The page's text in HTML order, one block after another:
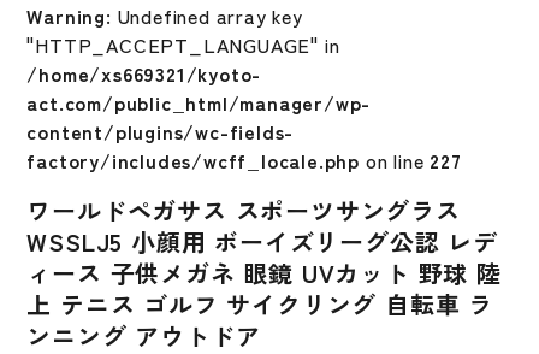
Warning: Undefined array key
"HTTP_ACCEPT_LANGUAGE" in
/home/xs669321/kyoto-
act.com/public_html/manager/wp-
content/plugins/wc-fields-
factory/includes/wcff_locale.php on line 227
ワールドペガサス スポーツサングラス
WSSLJ5 小顔用 ボーイズリーグ公認 レデ
ィース 子供メガネ 眼鏡 UVカット 野球 陸
上 テニス ゴルフ サイクリング 自転車 ラ
ンニング アウトドア